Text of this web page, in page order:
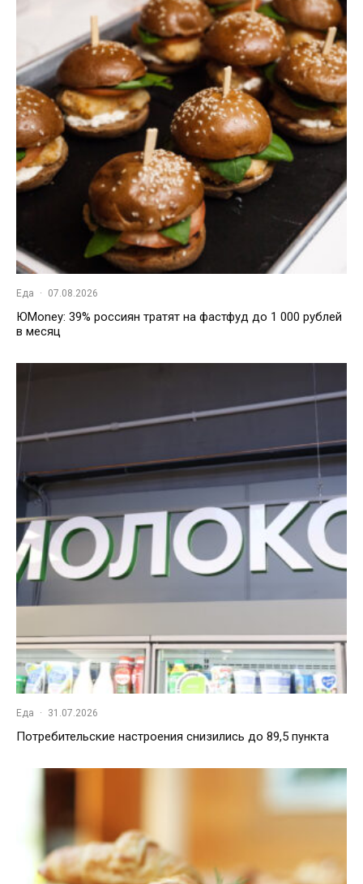
Еда · 07.08.2026
ЮMoney: 39% россиян тратят на фастфуд до 1 000 рублей
в месяц
Еда · 31.07.2026
Потребительские настроения снизились до 89,5 пункта